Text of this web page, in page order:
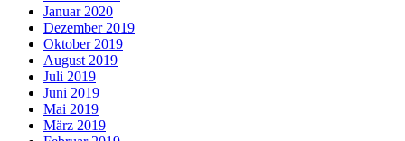
Januar 2020
Dezember 2019
Oktober 2019
August 2019
Juli 2019
Juni 2019
Mai 2019
März 2019